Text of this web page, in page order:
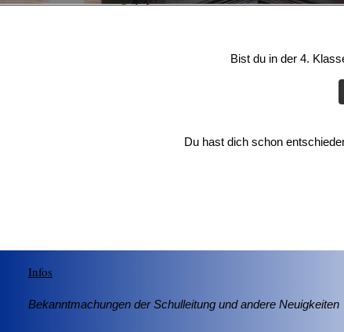
Bist du in der 4.
Du hast dich schon
Infos
Bekanntmachungen der Schulleitung und andere Neuigkeiten